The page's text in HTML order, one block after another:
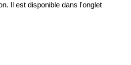
Il est disponible dans l'onglet